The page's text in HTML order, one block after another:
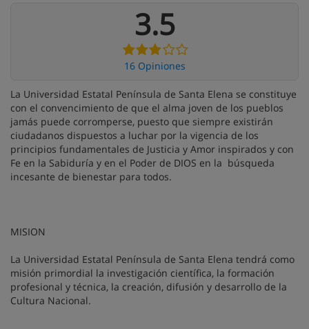
3.5
16 Opiniones
La Universidad Estatal Península de Santa Elena se constituye
con el convencimiento de que el alma joven de los pueblos
jamás puede corromperse, puesto que siempre existirán
ciudadanos dispuestos a luchar por la vigencia de los
principios fundamentales de Justicia y Amor inspirados y con
Fe en la Sabiduría y en el Poder de DIOS en la búsqueda
incesante de bienestar para todos.
MISION
La Universidad Estatal Península de Santa Elena tendrá como
misión primordial la investigación científica, la formación
profesional y técnica, la creación, difusión y desarrollo de la
Cultura Nacional.